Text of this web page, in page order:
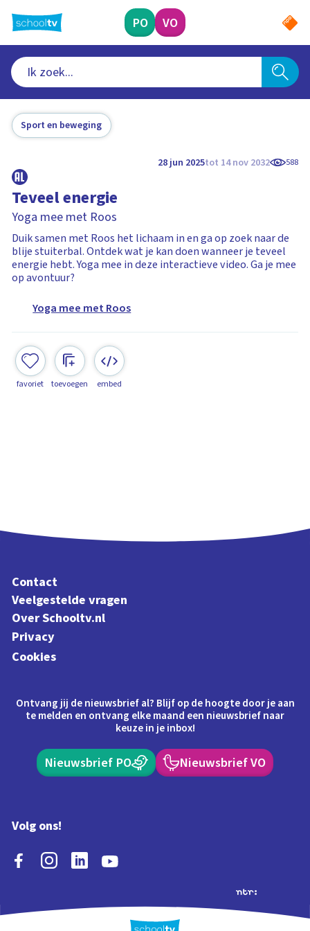
naar
hoofdinhoud
PO VO
Sport en beweging
28 jun 2025tot 14 nov 2032 588
Teveel energie
Yoga mee met Roos
Duik samen met Roos het lichaam in en ga op zoek naar de
blije stuiterbal. Ontdek wat je kan doen wanneer je teveel
energie hebt. Yoga mee in deze interactieve video. Ga je mee
op avontuur?
Yoga mee met Roos
favoriet toevoegen embed
Contact
Veelgestelde vragen
Over Schooltv.nl
Privacy
Cookies
Ontvang jij de nieuwsbrief al? Blijf op de hoogte door je aan
te melden en ontvang elke maand een nieuwsbrief naar
keuze in je inbox!
Nieuwsbrief PO Nieuwsbrief VO
Volg ons!